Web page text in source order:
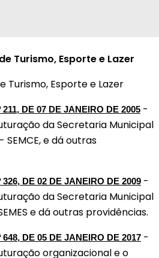
Turismo, Esporte e Lazer
Turismo, Esporte e Lazer
DE 07 DE JANEIRO DE 2005 -
da Secretaria Municipal
e dá outras
DE 02 DE JANEIRO DE 2009 -
da Secretaria Municipal
e dá outras providências.
DE 05 DE JANEIRO DE 2017 -
organizacional e o